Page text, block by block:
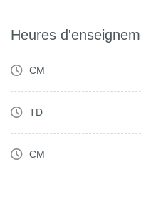
Heures
CM
TD
CM